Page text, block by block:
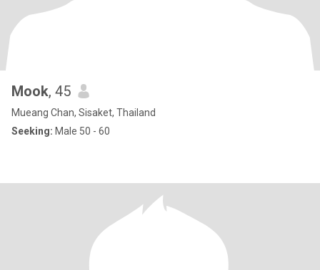
Mook, 45
Mueang Chan, Sisaket, Thailand
Seeking: Male 50 - 60